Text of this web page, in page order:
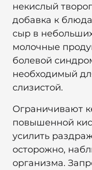
некислый
добавка к
сыр в
молочные
болевой
необходимый
слизистой.
Ограничивают
повышенной
усилить
осторожно,
организма.